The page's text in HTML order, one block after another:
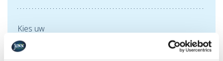
Kies uw
verhuurperiode